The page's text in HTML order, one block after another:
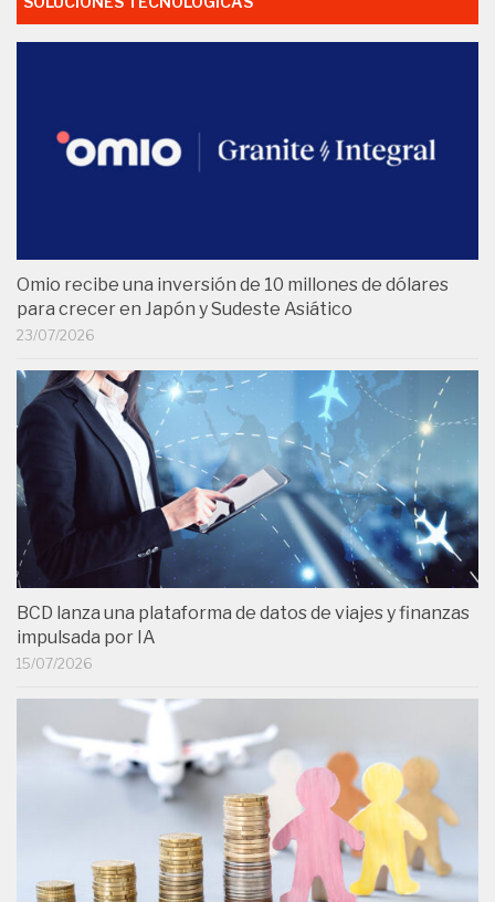
Omio recibe una inversión de 10 millones de dólares
para crecer en Japón y Sudeste Asiático
23/07/2026
BCD lanza una plataforma de datos de viajes y finanzas
impulsada por IA
15/07/2026